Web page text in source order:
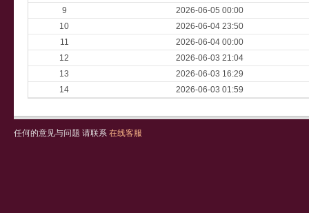
9
2026-06-05 00:00
10
2026-06-04 23:50
11
2026-06-04 00:00
12
2026-06-03 21:04
13
2026-06-03 16:29
14
2026-06-03 01:59
任何的意见与问题 请联系 在线客服